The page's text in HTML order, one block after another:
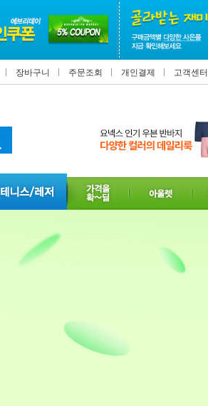
장바구니 주문조회 개인결제 고객센터